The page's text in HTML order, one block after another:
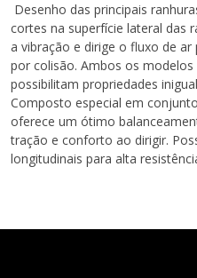
Desenho das principais
cortes na superfície lateral das
a vibração e dirige o fluxo de
por colisão. Ambos os
possibilitam propriedades
Composto especial em
oferece um ótimo
tração e conforto ao dirigir.
longitudinais para alta